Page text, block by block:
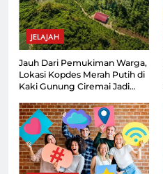
JELAJAH
Jauh Dari Pemukiman Warga,
Lokasi Kopdes Merah Putih di
Kaki Gunung Ciremai Jadi